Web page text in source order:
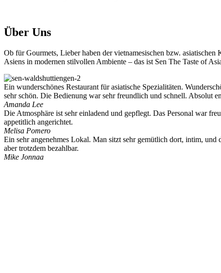
Über Uns
Ob für Gourmets, Lieber haben der vietnamesischen bzw.
Asiens in modernen stilvollen Ambiente – das ist Sen The Taste of
Ein wunderschönes Restaurant für asiatische Spezialitäten.
sehr schön. Die Bedienung war sehr freundlich und schnell. Absolut
Amanda Lee
Die Atmosphäre ist sehr einladend und gepflegt. Das Personal war
appetitlich angerichtet.
Melisa Pomero
Ein sehr angenehmes Lokal. Man sitzt sehr gemütlich dort, intim, und
aber trotzdem bezahlbar.
Mike Jonnaa